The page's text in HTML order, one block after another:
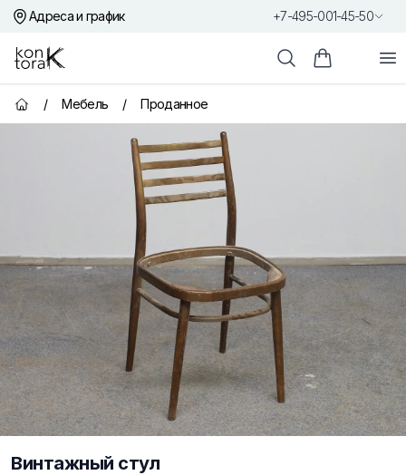
Адреса и график +7-495-001-45-50
Контора К
ПоискКорзина
Главная страница
/ Мебель / Проданное
Винтажный стул